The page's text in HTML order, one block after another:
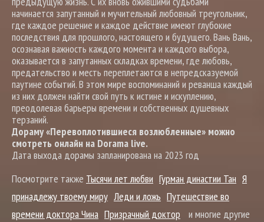
начинается запутанный и мучительный любовный треугольник,
где каждое решение и каждое действие имеют глубокие
последствия для прошлого, настоящего и будущего. Вань Вань,
осознавая важность каждого момента и каждого выбора,
оказывается в запутанных складках времени, где любовь,
предательство и месть переплетаются в непредсказуемой
паутине событий. В этом мире воспоминаний и реванша каждый
из них должен найти свой путь к истине и искуплению,
преодолевая барьеры времени и собственных душевных
терзаний.
Дораму «Перевоплотившиеся возлюбленные» можно
смотреть онлайн на Dorama live.
Дата выхода дорамы запланирована на 2023 год
Посмотрите также Тысячи лет любви Гурман династии Тан Я
принадлежу твоему миру Леди и ложь Путешествие во
времени доктора Чина Призрачный доктор
и многие другие